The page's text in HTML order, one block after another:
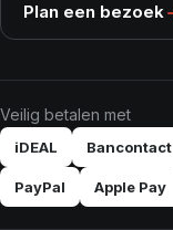
Plan een bezoek
Veilig betalen met
iDEAL Bancontact
PayPal Apple Pay